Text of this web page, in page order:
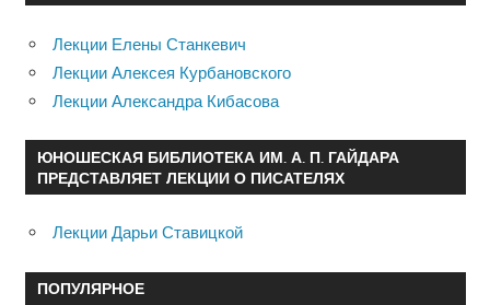
Лекции Елены Станкевич
Лекции Алексея Курбановского
Лекции Александра Кибасова
ЮНОШЕСКАЯ БИБЛИОТЕКА ИМ. А. П. ГАЙДАРА
ПРЕДСТАВЛЯЕТ ЛЕКЦИИ О ПИСАТЕЛЯХ
Лекции Дарьи Ставицкой
ПОПУЛЯРНОЕ